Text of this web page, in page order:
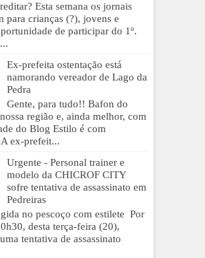
Esta semana os jornais
para crianças (?), jovens e
de participar do 1º.
Ex-prefeita ostentação está
namorando vereador de Lago da
Pedra
Gente, para tudo!! Bafon do
região e, ainda melhor, com
do Blog Estilo é com
ex-prefeit...
Urgente - Personal trainer e
modelo da CHICROF CITY
sofre tentativa de assassinato em
Pedreiras
no pescoço com estilete Por
desta terça-feira (20),
tentativa de assassinato